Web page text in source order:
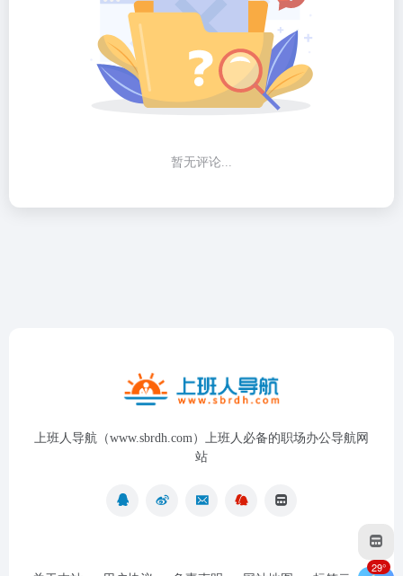
暂无评论...
上班人导航（www.sbrdh.com）上班人必备的职场办公导航网
站
29°